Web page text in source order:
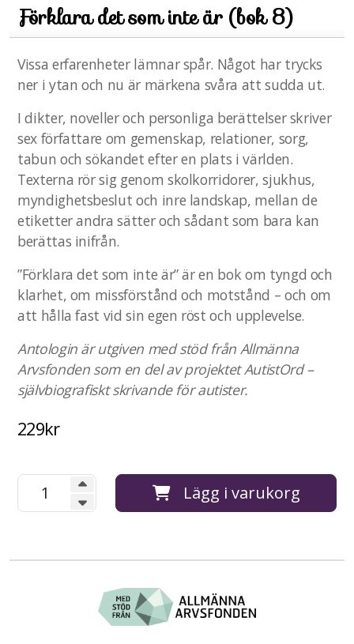
Förklara det som inte är (bok 8)
Vissa erfarenheter lämnar spår. Något har trycks
ner i ytan och nu är märkena svåra att sudda ut.
I dikter, noveller och personliga berättelser skriver
sex författare om gemenskap, relationer, sorg,
tabun och sökandet efter en plats i världen.
Texterna rör sig genom skolkorridorer, sjukhus,
myndighetsbeslut och inre landskap, mellan de
etiketter andra sätter och sådant som bara kan
berättas inifrån.
”Förklara det som inte är” är en bok om tyngd och
klarhet, om missförstånd och motstånd – och om
att hålla fast vid sin egen röst och upplevelse.
Antologin är utgiven med stöd från Allmänna
Arvsfonden som en del av projektet AutistOrd –
självbiografiskt skrivande för autister.
229kr
Lägg i varukorg